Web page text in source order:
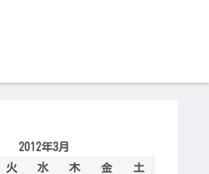
2012年3月
火 水 木 金
土